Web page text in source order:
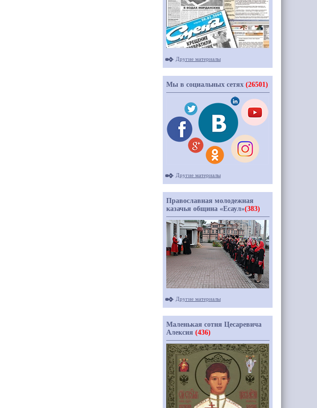
Другие материалы
Мы в социальных сетях (26501)
Другие материалы
Православная молодежная
казачья община «Есаул»(383)
Другие материалы
Маленькая сотня Цесаревича
Алексия (436)